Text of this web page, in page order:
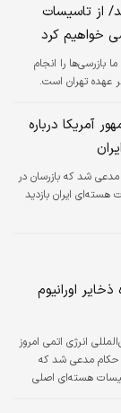
از تاسیسات
خواهیم کرد
بازرسی‌ها را انجام
عهده تهران است.
آمریکا درباره
شد که بازرسان در
هسته‌ای ایران بازدید
اورانیوم
انرژی اتمی امروز
مدعی شد که
هسته‌ای اصلی